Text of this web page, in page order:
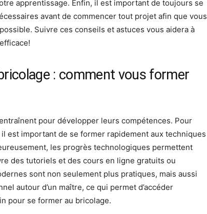
apprentissage. Enfin, il est important de toujours se
avant de commencer tout projet afin que vous
Suivre ces conseils et astuces vous aidera à
: comment vous former
pour développer leurs compétences. Pour
est important de se former rapidement aux techniques
les progrès technologiques permettent
des tutoriels et des cours en ligne gratuits ou
sont non seulement plus pratiques, mais aussi
autour d’un maître, ce qui permet d’accéder
pour se former au bricolage.